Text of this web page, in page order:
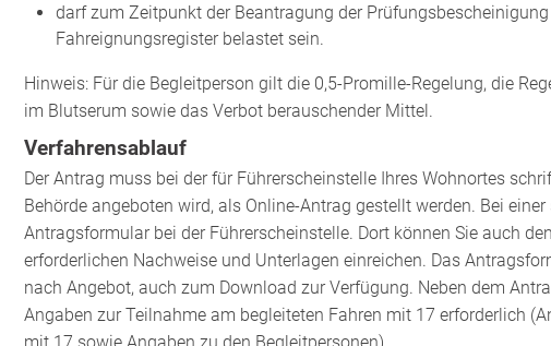
darf zum Zeitpunkt der Beantragung der
Fahreignungsregister belastet sein.
Hinweis: Für die Begleitperson gilt die 0,5-Promille-Regelung, die
im Blutserum sowie das Verbot berauschender Mittel.
Verfahrensablauf
Der Antrag muss bei der für Führerscheinstelle Ihres Wohnortes
Behörde angeboten wird, als Online-Antrag gestellt werden. Bei
Antragsformular bei der Führerscheinstelle. Dort können Sie auch
erforderlichen Nachweise und Unterlagen einreichen. Das
nach Angebot, auch zum Download zur Verfügung. Neben dem
Angaben zur Teilnahme am begleiteten Fahren mit 17 erforderlich